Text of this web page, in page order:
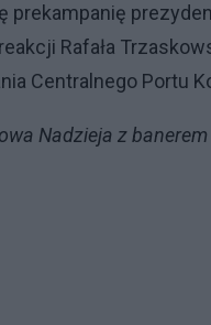
prekampanię
Rafała
Centralnego Portu
Nadzieja z banerem